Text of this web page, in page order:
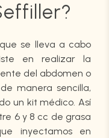
se lleva a cabo
en realizar la
del abdomen o
manera sencilla,
un kit médico. Así
6 y 8 cc de grasa
inyectamos en